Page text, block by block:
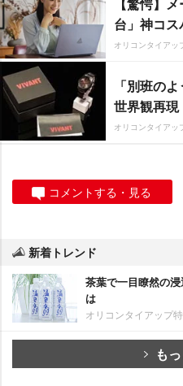
台」神コス
オリコンタイアッ
「別班の
世界観再現
オリコンタイアッ
コメントする・見る
新着トレンド
茶葉で一目瞭然の
は
オリコンタイアップ
も